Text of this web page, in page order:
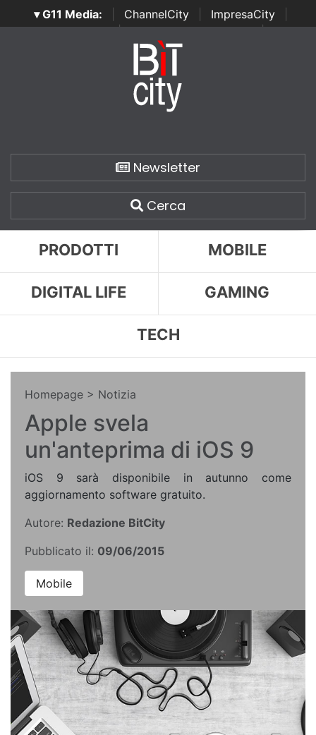
▾ G11 Media: ChannelCity ImpresaCity
SecurityOpenLab | Italian Channel Awards | Italian
Italian Security Awards
Newsletter
Cerca
PRODOTTI MOBILE
DIGITAL LIFE GAMING
TECH
Homepage > Notizia
Apple svela
un'anteprima di iOS 9
iOS 9 sarà disponibile in autunno come
aggiornamento software gratuito.
Autore: Redazione BitCity
Pubblicato il: 09/06/2015
Mobile